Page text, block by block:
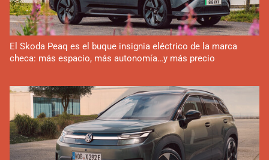
El Skoda Peaq es el buque insignia eléctrico de la marca
checa: más espacio, más autonomía…y más precio